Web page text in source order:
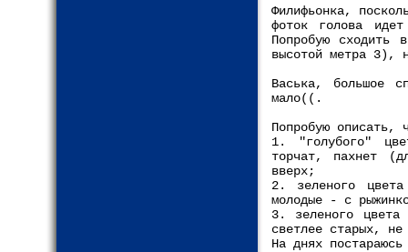
Филифьонка,
фоток голова
Попробую
высотой метра 3),
Васька, большое
мало((.
Попробую описать,
1. "голубого"
торчат, пахнет
вверх;
2. зеленого
молодые - с
3. зеленого цвета
светлее старых,
На днях